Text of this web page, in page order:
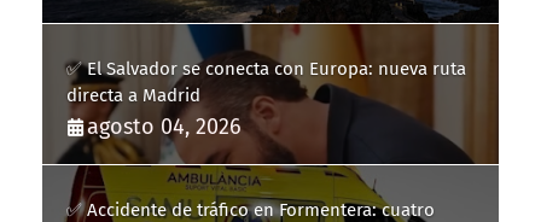
✅ El Salvador se conecta con Europa: nueva ruta
directa a Madrid
agosto 04, 2026
✅ Accidente de tráfico en Formentera: cuatro